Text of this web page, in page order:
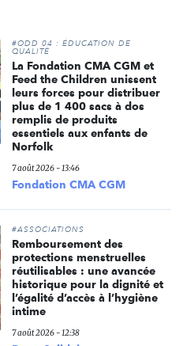
#ODD 04 : ÉDUCATION DE
QUALITÉ
La Fondation CMA CGM et
Feed the Children unissent
leurs forces pour distribuer
plus de 1 400 sacs à dos
remplis de produits
essentiels aux enfants de
Norfolk
7 août 2026 - 13:46
Fondation CMA CGM
#ASSOCIATIONS
Remboursement des
protections menstruelles
réutilisables : une avancée
historique pour la dignité et
l’égalité d’accès à l’hygiène
intime
7 août 2026 - 12:38